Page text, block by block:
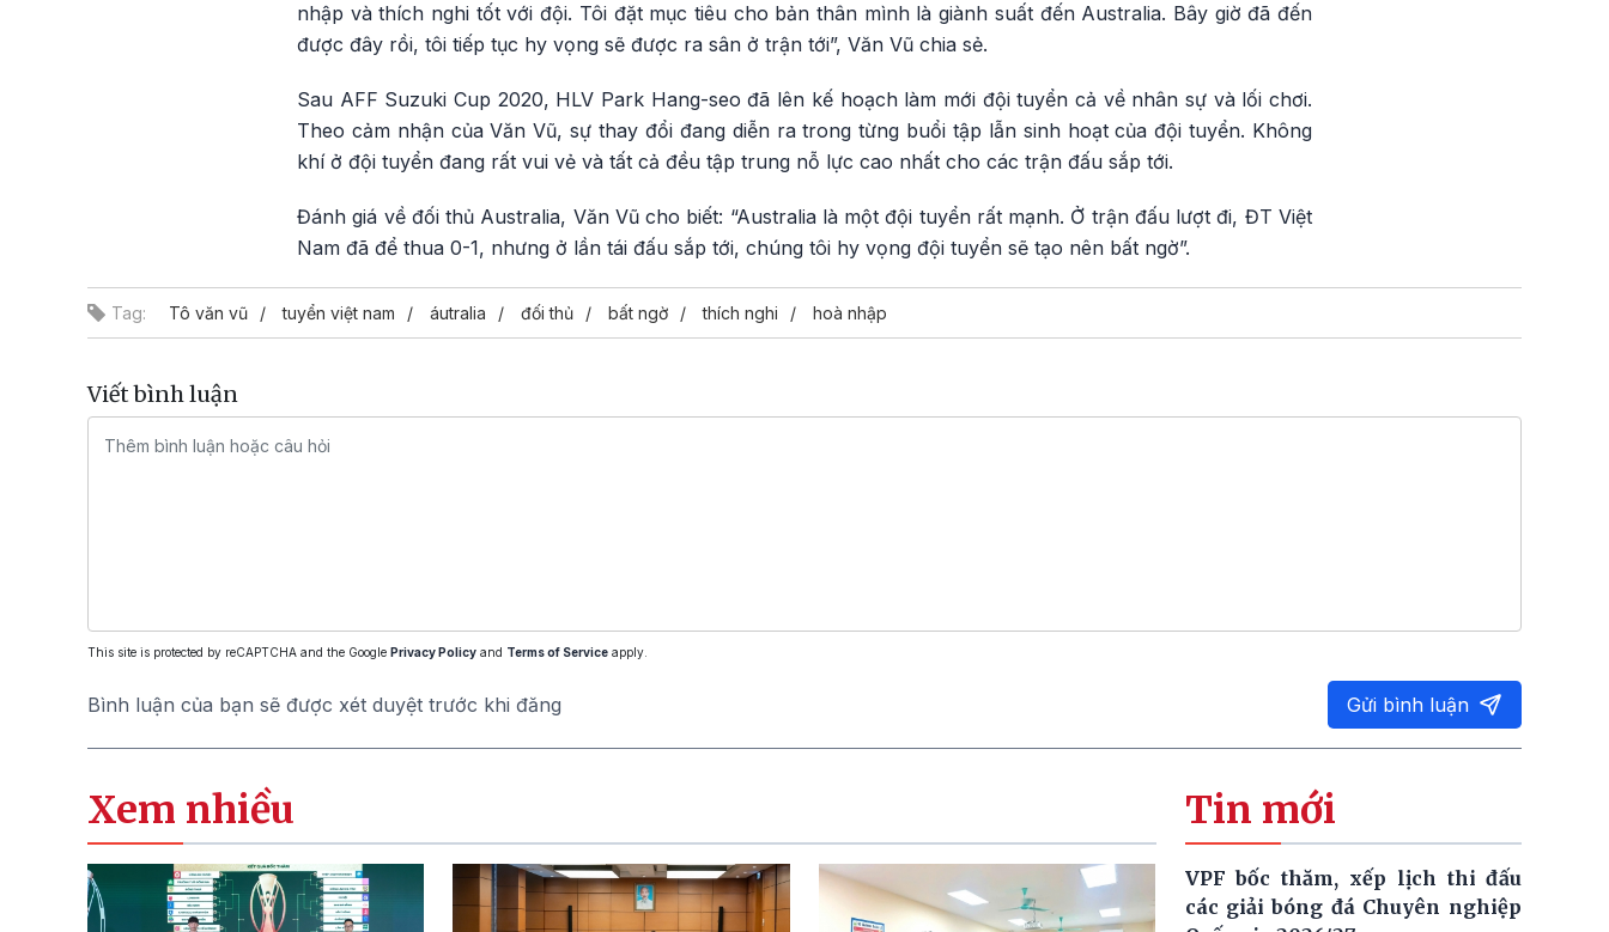
nhập và thích nghi tốt với đội. Tôi đặt mục tiêu cho bản thân mình là giành suất đến Australia. Bây giờ đã đến
được đây rồi, tôi tiếp tục hy vọng sẽ được ra sân ở trận tới”, Văn Vũ chia sẻ.
Sau AFF Suzuki Cup 2020, HLV Park Hang-seo đã lên kế hoạch làm mới đội tuyển cả về nhân sự và lối chơi.
Theo cảm nhận của Văn Vũ, sự thay đổi đang diễn ra trong từng buổi tập lẫn sinh hoạt của đội tuyển. Không
khí ở đội tuyển đang rất vui vẻ và tất cả đều tập trung nỗ lực cao nhất cho các trận đấu sắp tới.
Đánh giá về đối thủ Australia, Văn Vũ cho biết: “Australia là một đội tuyển rất mạnh. Ở trận đấu lượt đi, ĐT Việt
Nam đã để thua 0-1, nhưng ở lần tái đấu sắp tới, chúng tôi hy vọng đội tuyển sẽ tạo nên bất ngờ”.
Tag: Tô văn vũ tuyển việt nam áutralia đối thủ bất ngờ thích nghi hoà nhập
Viết bình luận
This site is protected by reCAPTCHA and the Google Privacy Policy and Terms of Service apply.
Bình luận của bạn sẽ được xét duyệt trước khi đăng Gửi bình luận
Xem nhiều Tin mới
VPF bốc thăm, xếp lịch thi đấu
các giải bóng đá Chuyên nghiệp